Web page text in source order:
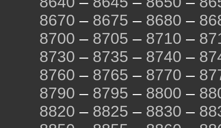
8670 – 8675 – 8680 –
8700 – 8705 – 8710 –
8730 – 8735 – 8740 –
8760 – 8765 – 8770 –
8790 – 8795 – 8800 –
8820 – 8825 – 8830 –